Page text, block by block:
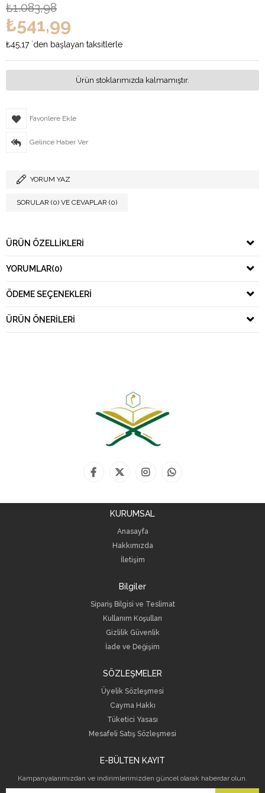
₺1.083,98
₺541,99
₺45,17 `den başlayan taksitlerle
Ürün stoklarımızda kalmamıştır.
Favorilere Ekle
Gelince Haber Ver
YORUM YAZ
SORULAR (0) VE CEVAPLAR (0)
ÜRÜN ÖZELLIKLERI
YORUMLAR(0)
ÖDEME SEÇENEKLERI
ÜRÜN ÖNERILERI
KURUMSAL
Anasayfa
Hakkımızda
İletişim
Bilgiler
Sipariş Bilgisi ve Teslimat
Kullanım Koşulları
Gizlilik Güvenlik
İade ve Değişim
SÖZLEŞMELER
Üyelik Sözleşmesi
Cayma Hakkı
Tüketici Yasası
Mesafeli Satış Sözleşmesi
E-BÜLTEN KAYIT
Kampanyalarımızdan ve indirimlerimizden güncel olarak haberdar olun.